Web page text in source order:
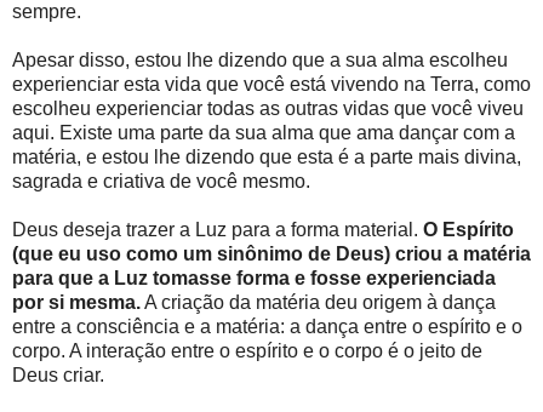
sempre.
Apesar disso, estou lhe dizendo que a sua alma escolheu
experienciar esta vida que você está vivendo na Terra, como
escolheu experienciar todas as outras vidas que você viveu
aqui. Existe uma parte da sua alma que ama dançar com a
matéria, e estou lhe dizendo que esta é a parte mais divina,
sagrada e criativa de você mesmo.
Deus deseja trazer a Luz para a forma material. O Espírito
(que eu uso como um sinônimo de Deus) criou a matéria
para que a Luz tomasse forma e fosse experienciada
por si mesma.A criação da matéria deu origem à dança
entre a consciência e a matéria: a dança entre o espírito e o
corpo. A interação entre o espírito e o corpo é o jeito de
Deus criar.